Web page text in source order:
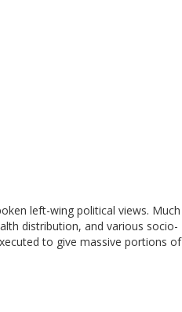
left-wing political views. Much
distribution, and various socio-
to give massive portions of